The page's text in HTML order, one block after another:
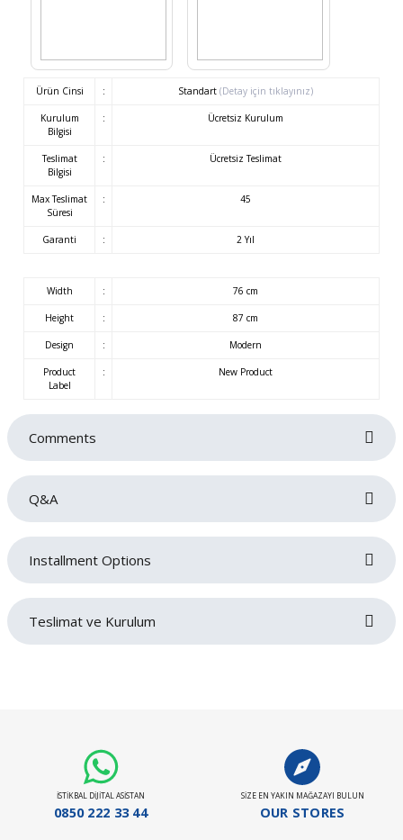
Ürün Cinsi : Standart (Detay için tıklayınız)
Kurulum
Bilgisi
: Ücretsiz Kurulum
Teslimat
Bilgisi
: Ücretsiz Teslimat
Max Teslimat
Süresi
: 45
Garanti : 2 Yıl
Width : 76 cm
Height : 87 cm
Design : Modern
Product
Label
: New Product
Comments
Q&A
No questions have been asked about this product yet.
Installment Options
Teslimat ve Kurulum
Panel ürün grubu ve baza - başlık ürünlerimizde 45 gün
Yatak ürün grubumuz ise 21 gündür.
Stokta Olan Ürünler İçin Teslim Süresi : 10-15 Gün
İSTİKBAL DİJİTAL ASİSTAN
0850 222 33 44
SİZE EN YAKIN MAĞAZAYI BULUN
OUR STORES